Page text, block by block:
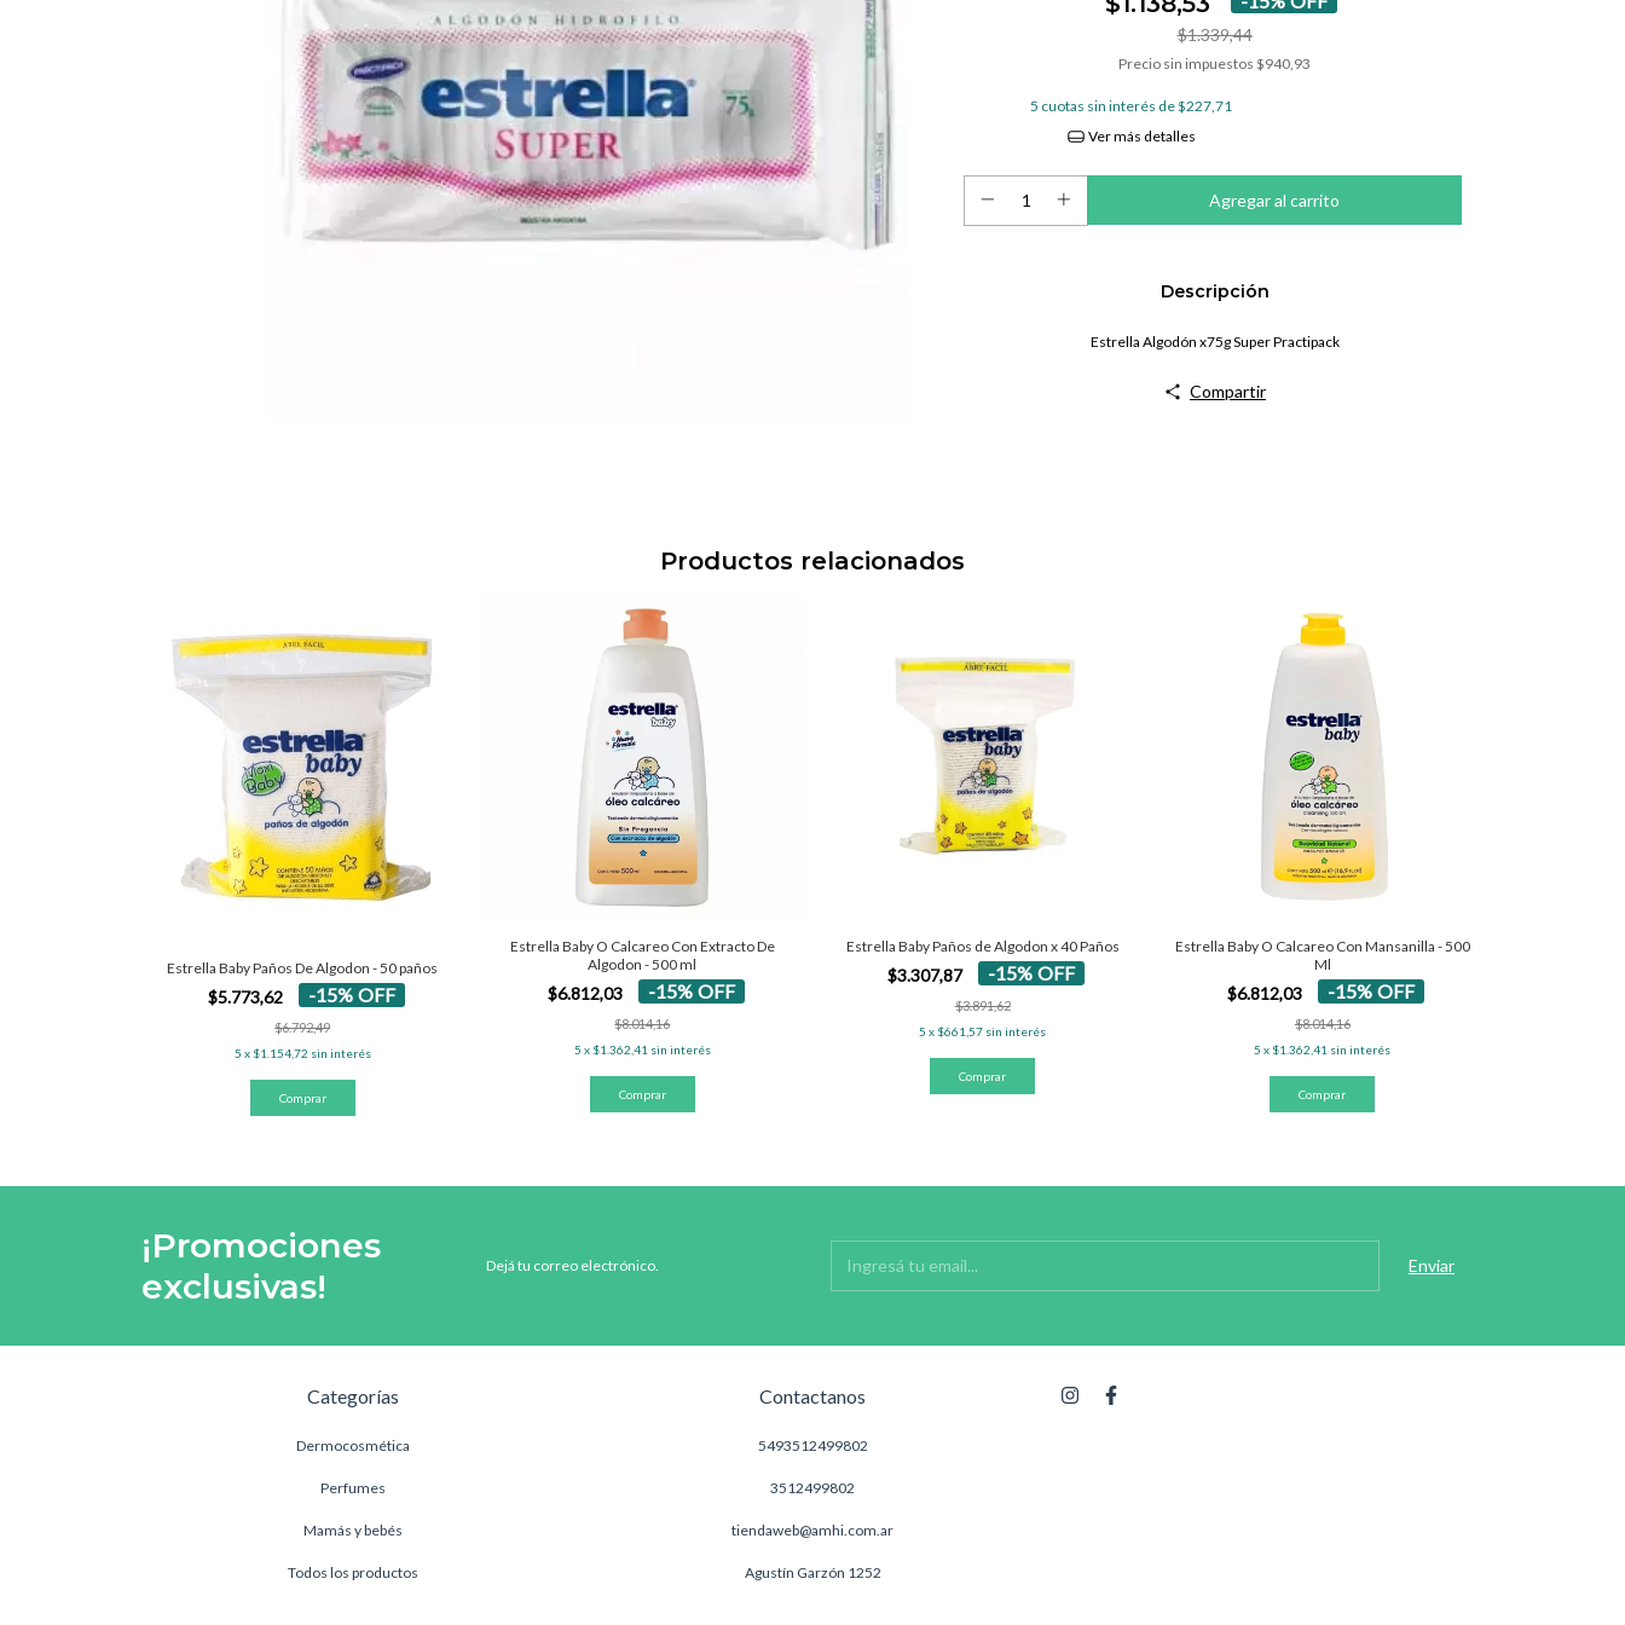
$1.339,44
Precio sin impuestos $940,93
5 cuotas sin interés de$227,71
Ver más detalles
Descripción
Estrella Algodón x75g Super Practipack
Compartir
Productos relacionados
Estrella Baby Paños De Algodon - 50 paños
$5.773,62 -15% OFF
$6.792,49
5 x $1.154,72 sin interés
Estrella Baby O Calcareo Con Extracto De
Algodon - 500 ml
$6.812,03 -15% OFF
$8.014,16
5 x $1.362,41 sin interés
Estrella Baby Paños de Algodon x 40 Paños
$3.307,87 -15%OFF
$3.891,62
5 x $661,57 sin interés
Estrella Baby O Calcareo Con Mansanilla - 500
Ml
$6.812,03 -15%OFF
$8.014,16
5 x $1.362,41 sin interés
¡Promociones
exclusivas!
Dejá tu correo electrónico.
Categorías
Dermocosmética
Perfumes
Mamás y bebés
Todos los productos
Contactanos
5493512499802
3512499802
tiendaweb@amhi.com.ar
Agustín Garzón 1252